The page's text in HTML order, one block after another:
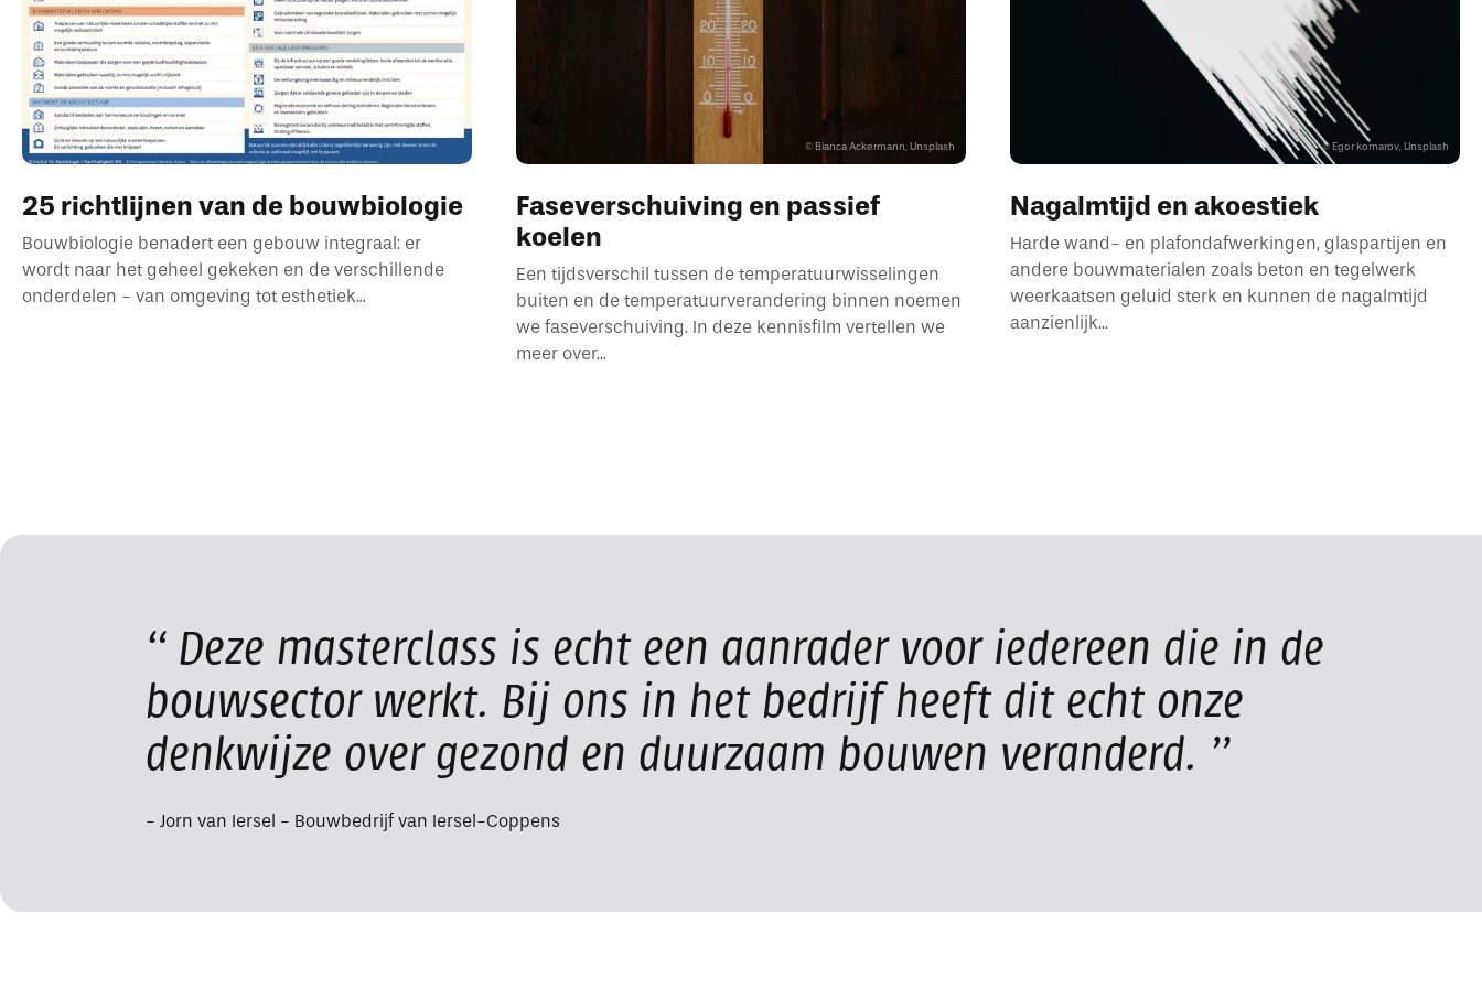
25 richtlijnen van de bouwbiologie
Bouwbiologie benadert een gebouw integraal: er
wordt naar het geheel gekeken en de verschillende
onderdelen - van omgeving tot esthetiek...
Bianca Ackermann, Unsplash
Faseverschuiving en passief
koelen
Een tijdsverschil tussen de temperatuurwisselingen
buiten en de temperatuurverandering binnen noemen
we faseverschuiving. In deze kennisfilm vertellen we
meer over...
Egor komarov, Unsplash
Nagalmtijd en akoestiek
Harde wand- en plafondafwerkingen, glaspartijen en
andere bouwmaterialen zoals beton en tegelwerk
weerkaatsen geluid sterk en kunnen de nagalmtijd
aanzienlijk...
Deze masterclass is echt een aanrader voor iedereen die in de
bouwsector werkt. Bij ons in het bedrijf heeft dit echt onze
denkwijze over gezond en duurzaam bouwen veranderd.
Jorn van Iersel - Bouwbedrijf van Iersel-Coppens